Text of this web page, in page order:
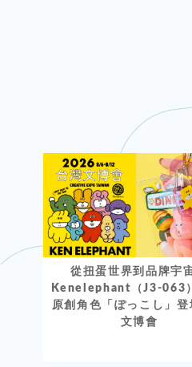
從扭蛋世界到品牌宇
Kenelephant（J3-063
原創角色「ぽっこし」登
文博會